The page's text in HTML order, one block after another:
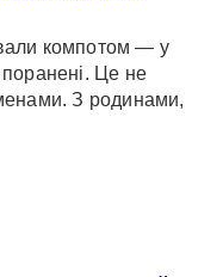
компотом — у
Це не
З родинами,